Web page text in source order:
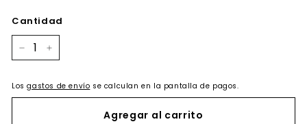
Cantidad
Losgastos de envío se calculan en la pantalla de pagos.
Agregar al carrito